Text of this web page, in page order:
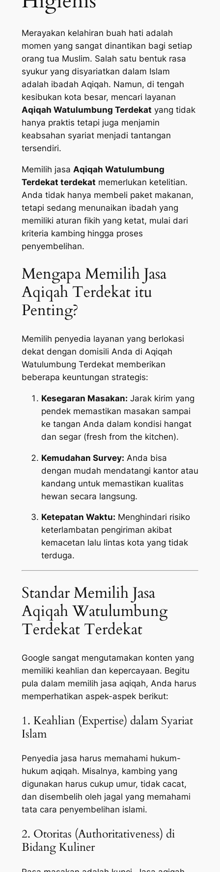
Merayakan kelahiran buah hati adalah
momen yang sangat dinantikan bagi setiap
orang tua Muslim. Salah satu bentuk rasa
syukur yang disyariatkan dalam Islam
adalah ibadah Aqiqah. Namun, di tengah
kesibukan kota besar, mencari layanan
Aqiqah Watulumbung Terdekat yang tidak
hanya praktis tetapi juga menjamin
keabsahan syariat menjadi tantangan
tersendiri.
Memilih jasa Aqiqah Watulumbung
Terdekat terdekat memerlukan ketelitian.
Anda tidak hanya membeli paket makanan,
tetapi sedang menunaikan ibadah yang
memiliki aturan fikih yang ketat, mulai dari
kriteria kambing hingga proses
penyembelihan.
Mengapa Memilih Jasa
Aqiqah Terdekat itu
Penting?
Memilih penyedia layanan yang berlokasi
dekat dengan domisili Anda di Aqiqah
Watulumbung Terdekat memberikan
beberapa keuntungan strategis:
Kesegaran Masakan: Jarak kirim yang
pendek memastikan masakan sampai
ke tangan Anda dalam kondisi hangat
dan segar (fresh from the kitchen).
Kemudahan Survey: Anda bisa
dengan mudah mendatangi kantor atau
kandang untuk memastikan kualitas
hewan secara langsung.
Ketepatan Waktu: Menghindari risiko
keterlambatan pengiriman akibat
kemacetan lalu lintas kota yang tidak
terduga.
Standar Memilih Jasa
Aqiqah Watulumbung
Terdekat Terdekat
Google sangat mengutamakan konten yang
memiliki keahlian dan kepercayaan. Begitu
pula dalam memilih jasa aqiqah, Anda harus
memperhatikan aspek-aspek berikut:
1. Keahlian (Expertise) dalam Syariat
Islam
Penyedia jasa harus memahami hukum-
hukum aqiqah. Misalnya, kambing yang
digunakan harus cukup umur, tidak cacat,
dan disembelih oleh jagal yang memahami
tata cara penyembelihan islami.
2. Otoritas (Authoritativeness) di
Bidang Kuliner